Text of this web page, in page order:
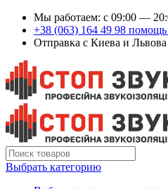
Мы работаем: c 09:00 —
+38 (063) 164 49 98 помощь
Отправка с Киева и Львова
Выбрать категорию